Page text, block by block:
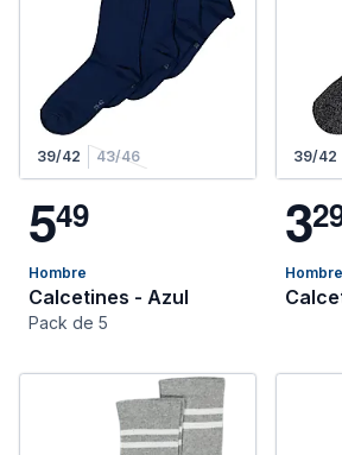
39/42 43/46
549
Hombre
Calcetines - Azul
Pack de 5
39/42
32
Hombre